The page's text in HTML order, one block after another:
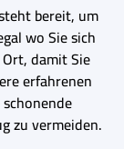
bereit, um
wo Sie sich
damit Sie
erfahrenen
zu vermeiden.